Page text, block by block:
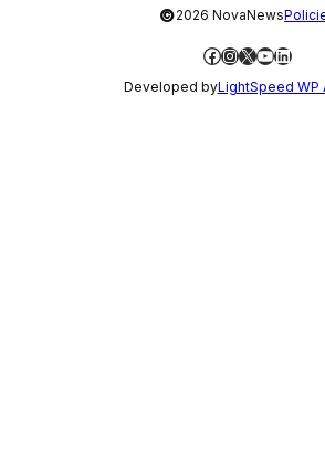
©2026 NovaNews
Facebook
Instagram
X YouTube
Developed byLightSpeed WP